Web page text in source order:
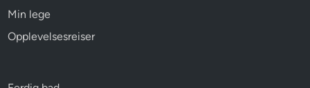
Min lege
Opplevelsesreiser